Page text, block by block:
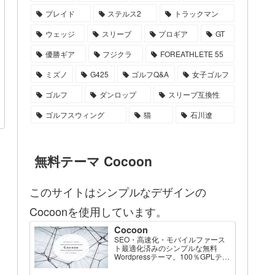
プレイド
ステルス2
トラックマン
ウェッジ
スリーブ プロギア
GT
優勝ギア
フジクラ
FOREATHLETE 55
ミズノ
G425 ゴルフQ&A
女子ゴルフ
ゴルフ
ダンロップ
スリーブ互換性
ゴルフスウィング
猫 石川遼
無料テーマ Cocoon
このサイトはシンプルなデザインの
Cocoonを使用しています。
Cocoon
SEO・高速化・モバイルファース
ト最適化済みのシンプルな無料
Wordpressテーマ。100％GPLテー